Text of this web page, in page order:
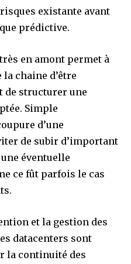
existante avant
prédictive.
en amont permet à
la chaine d’être
de structurer une
Simple
d’une
de subir d’important
éventuelle
ce fût parfois le cas
et la gestion des
datacenters sont
la continuité des